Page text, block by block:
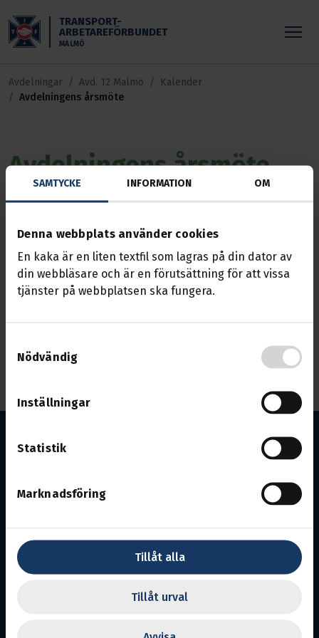
SAMTYCKE INFORMATION OM
Denna webbplats använder cookies
En kaka är en liten textfil som lagras på din dator av
din webbläsare och är en förutsättning för att vissa
tjänster på webbplatsen ska fungera.
Nödvändig
Inställningar
Statistik
Marknadsföring
Tillåt alla
Tillåt urval
TRANSPORT-
ARBETAREFÖRBUNDET
MALMÖ
Avdelningar Avd. 12 Malmö
Kalender
Avdelningens årsmöte
Avdelningens årsmöte
Händelse
15 mars 2025, 08:00 — 13:00
Representantskapet är avdelningens högst
beslutande organ.
Mötet är öppet för alla medlemmar att
Om du tänker deltaga anmäl dig till
Ordförande Patrik
Perssonså det finns frukost och lunch till dig.
Avdelning 12. Ansvarig utgivare: Linda Svensson
intressen på arbetsmarknaden och inom näringslivet.